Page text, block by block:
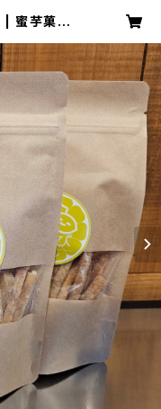
蜜芋菓子